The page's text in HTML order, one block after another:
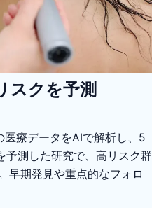
スクを予測
療データをAIで解析し、5
予測した研究で、高リスク群
早期発見や重点的なフォロ